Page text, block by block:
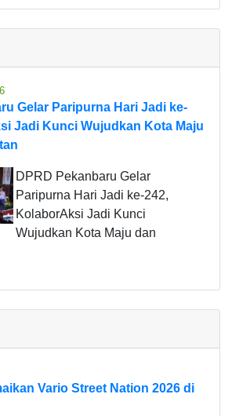
Gelar Paripurna Hari Jadi ke-
Jadi Kunci Wujudkan Kota Maju
DPRD Pekanbaru Gelar
Paripurna Hari Jadi ke-242,
KolaborAksi Jadi Kunci
Wujudkan Kota Maju dan
Vario Street Nation 2026 di